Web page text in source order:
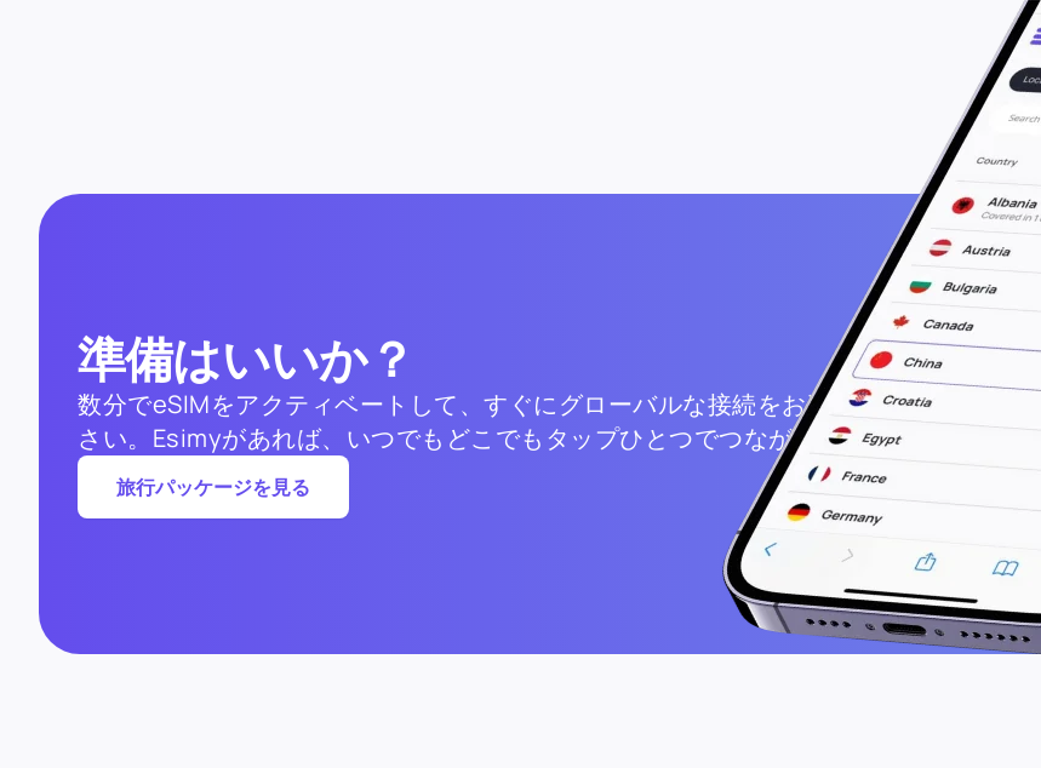
準備はいいか？
数分でeSIMをアクティベートして、すぐにグローバルな接続をお楽しみくだ
さい。Esimyがあれば、いつでもどこでもタップひとつでつながります。
旅行パッケージを見る